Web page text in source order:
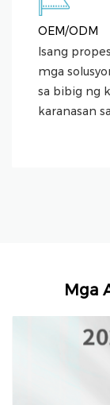
OEM/ODM
Isang
mga
sa bibig ng
karanasan
Mga